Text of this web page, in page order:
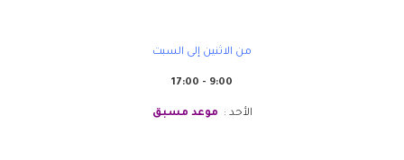
من الاثنين إلى السبت
9:00 - 17:00
الأحد : موعد مسبق